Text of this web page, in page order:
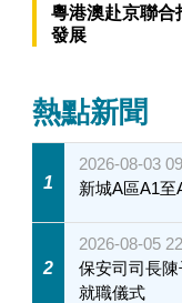
粵港澳赴京聯合
發展
熱點新聞
1
2026-08-03
新城A區A1
2
2026-08-05
保安司司長
就職儀式